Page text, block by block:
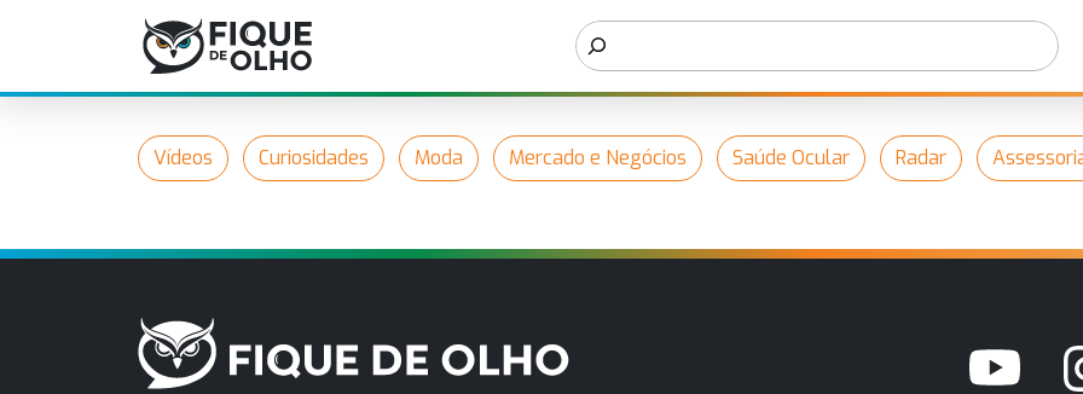
Vídeos Curiosidades Moda Mercado e Negócios Saúde Ocular Radar